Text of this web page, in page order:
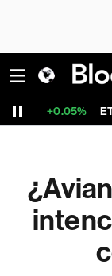
ETH/USD